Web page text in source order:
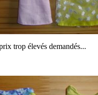
trop élevés demandés...